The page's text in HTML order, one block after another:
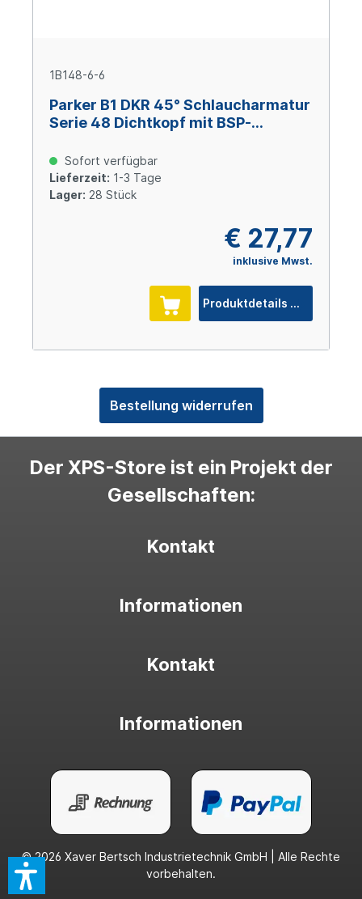
1B148-6-6
Parker B1 DKR 45° Schlaucharmatur
Serie 48 Dichtkopf mit BSP-
(DN 10), Stahl verzinkt Cr(VI)-frei
Sofort verfügbar
Lieferzeit: 1-3 Tage
Lager: 28 Stück
€ 27,77
inklusive Mwst.
Produktdetails
Bestellung widerrufen
Der XPS-Store ist ein Projekt der
Gesellschaften:
Kontakt
Informationen
Kontakt
Informationen
© 2026 Xaver Bertsch Industrietechnik GmbH | Alle Rechte
vorbehalten.